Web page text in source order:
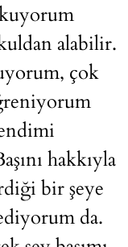
alabilir.
çok
hakkıyla
bir şeye
da.